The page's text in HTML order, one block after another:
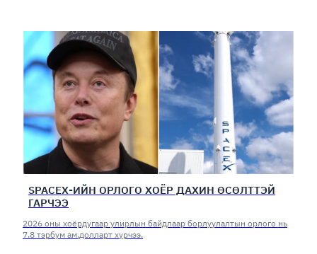
SPACEX-ИЙН ОРЛОГО ХОЁР ДАХИН ӨСӨЛТТЭЙ
ГАРЧЭЭ
2026 оны хоёрдугаар улирлын байдлаар борлуулалтын орлого нь
7.8 тэрбум ам.долларт хүрчээ.